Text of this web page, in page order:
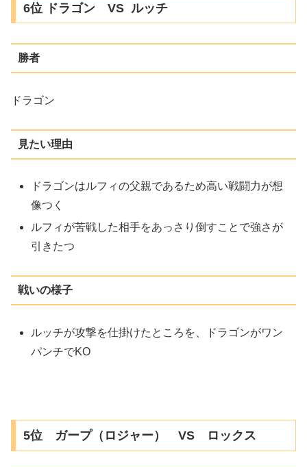
6位 ドラゴン VS ルッチ
勝者
ドラゴン
見たい理由
ドラゴンはルフィの父親であるため高い戦闘力が想
像つく
ルフィが苦戦した相手をあっさり倒すことで強さが
引きたつ
戦いの様子
ルッチが攻撃を仕掛けたところを、ドラゴンがワン
パンチでKO
5位 ガープ（ロジャー） VS ロックス